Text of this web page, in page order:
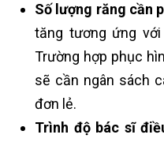
Số lượng răng cần
tăng tương ứng
Trường hợp phục
sẽ cần ngân sách
đơn lẻ.
Trình độ bác sĩ